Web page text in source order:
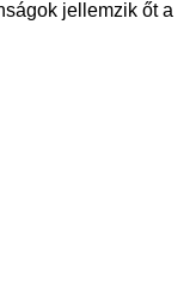
jellemzik őt a